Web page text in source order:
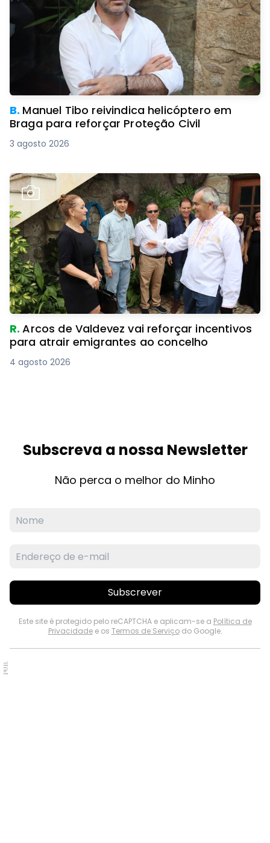
B. Manuel Tibo reivindica helicóptero em
Braga para reforçar Proteção Civil
3 agosto 2026
R.Arcos de Valdevez vai reforçar incentivos
para atrair emigrantes ao concelho
4 agosto 2026
Subscreva a nossa Newsletter
Não perca o melhor do Minho
Subscrever
Este site é protegido pelo reCAPTCHA e aplicam-se a Política de
Privacidadee os Termos de Serviçodo Google.
PUB.